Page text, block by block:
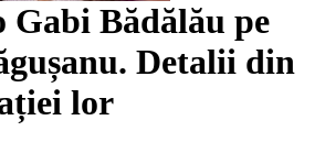
Gabi Bădălău pe
Detalii din
lor